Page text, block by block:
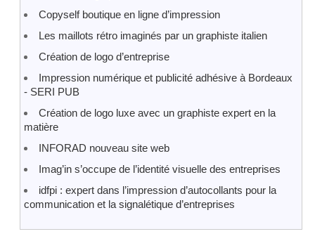
Copyself boutique en ligne d’impression
Les maillots rétro imaginés par un graphiste italien
Création de logo d’entreprise
Impression numérique et publicité adhésive à Bordeaux
- SERI PUB
Création de logo luxe avec un graphiste expert en la
matière
INFORAD nouveau site web
Imag’in s’occupe de l’identité visuelle des entreprises
idfpi : expert dans l’impression d’autocollants pour la
communication et la signalétique d’entreprises